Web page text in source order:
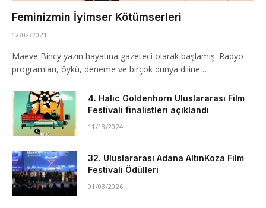
Feminizmin İyimser Kötümserleri
12/02/2021
Maeve Bincy yazın hayatına gazeteci olarak başlamış. Radyo
programları, öykü, deneme ve birçok dünya diline…
4. Halic Goldenhorn Uluslararası Film
Festivali finalistleri açıklandı
11/18/2024
32. Uluslararası Adana AltınKoza Film
Festivali Ödülleri
01/03/2026